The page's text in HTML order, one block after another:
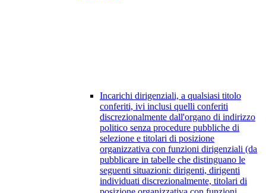
Incarichi dirigenziali, a qualsiasi titolo
conferiti, ivi inclusi quelli conferiti
discrezionalmente dall'organo di indirizzo
politico senza procedure pubbliche di
selezione e titolari di posizione
organizzativa con funzioni dirigenziali (da
pubblicare in tabelle che distinguano le
seguenti situazioni: dirigenti, dirigenti
individuati discrezionalmente, titolari di